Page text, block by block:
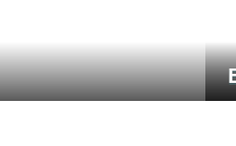
Стадуб